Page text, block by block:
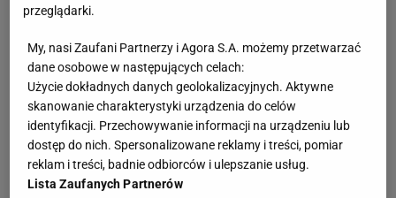
przeglądarki.
My, nasi Zaufani Partnerzy i Agora S.A. możemy przetwarzać
dane osobowe w następujących celach:
Użycie dokładnych danych geolokalizacyjnych. Aktywne
skanowanie charakterystyki urządzenia do celów
identyfikacji. Przechowywanie informacji na urządzeniu lub
dostęp do nich. Spersonalizowane reklamy i treści, pomiar
reklam i treści, badnie odbiorców i ulepszanie usług.
Lista Zaufanych Partnerów